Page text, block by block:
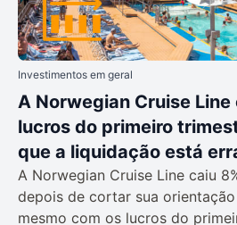
Investimentos em geral
A Norwegian Cruise Line
lucros do primeiro
que a liquidação está
A Norwegian Cruise Line caiu
depois de cortar sua
mesmo com os lucros do